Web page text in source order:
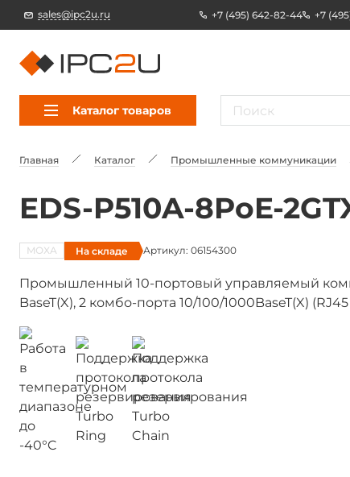
sales@ipc2u.ru +7 (495) 642-82-44 +7
Каталог товаров
Главная Каталог Промышленные коммуникации
EDS-P510A-8PoE-
MOXA На складе Артикул: 06154300
Промышленный 10-портовый управляемый
BaseT(X), 2 комбо-порта 10/100/1000BaseT(X) (RJ45